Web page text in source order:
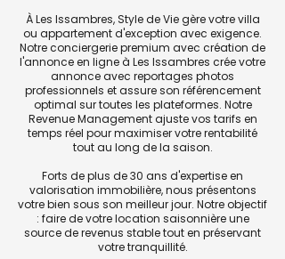
À Les Issambres, Style de Vie gère votre villa
ou appartement d'exception avec exigence.
Notre conciergerie premium avec création de
l'annonce en ligne à Les Issambres crée votre
annonce avec reportages photos
professionnels et assure son référencement
optimal sur toutes les plateformes. Notre
Revenue Management ajuste vos tarifs en
temps réel pour maximiser votre rentabilité
tout au long de la saison.
Forts de plus de 30 ans d'expertise en
valorisation immobilière, nous présentons
votre bien sous son meilleur jour. Notre objectif
: faire de votre location saisonnière une
source de revenus stable tout en préservant
votre tranquillité.